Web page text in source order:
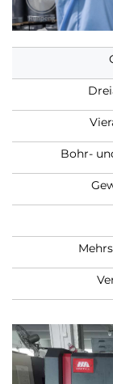
Bohr-